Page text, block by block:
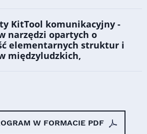
KitTool komunikacyjny -
narzędzi opartych o
elementarnych struktur i
międzyludzkich,
W FORMACIE PDF